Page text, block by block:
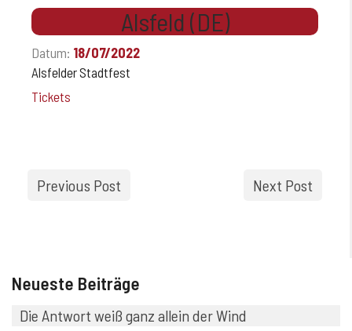
Alsfeld (DE)
Datum: 18/07/2022
Alsfelder Stadtfest
Tickets
Previous Post Next Post
Neueste Beiträge
Die Antwort weiß ganz allein der Wind